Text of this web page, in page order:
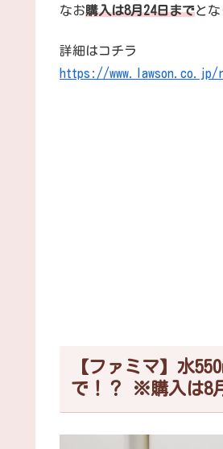
なお購入は8月24日までと
詳細はコチラ
https://www.lawson.co.jp/
【ファミマ】水
で！？ ※購入は8